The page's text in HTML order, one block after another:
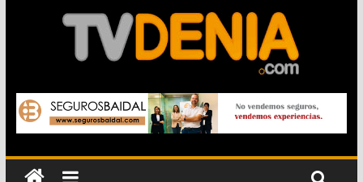
Una nueva oportunidad para donar sangre en Cruz Roja
El bando moro protagonista en la Segunda Entraeta Festera
Paco Adsuar dona al Arxiu de Dénia más de 50.000 imágenes
La Entraeta Festera llena de ambiente la calle Marqués de
Campo con la recepción a la Capitanía Cristiana